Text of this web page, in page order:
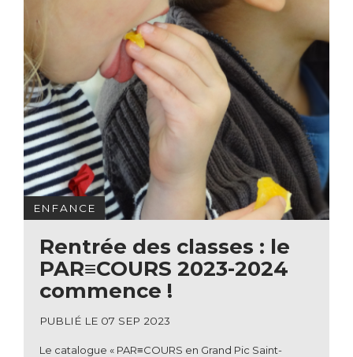
ENFANCE
Rentrée des classes : le
PAR≡COURS 2023-2024
commence !
PUBLIÉ LE 07 SEP 2023
Le catalogue « PAR≡COURS en Grand Pic Saint-